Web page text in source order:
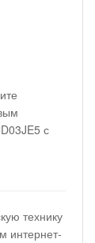
с
технику
интернет-